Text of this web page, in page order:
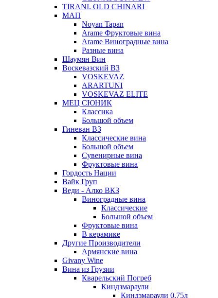
TIRANI. OLD CHINARI
МАП
Noyan Tapan
Arame Фруктовые вина
Arame Виноградные вина
Разные вина
Шаумян Вин
Воскевазский ВЗ
VOSKEVAZ
ARARTUNI
VOSKEVAZ ELITE
МЕЦ СЮНИК
Классика
Большой объем
Гиневан ВЗ
Классические вина
Большой объем
Сувенирные вина
Фруктовые вина
Гордость Нации
Вайк Груп
Веди - Алко ВКЗ
Виноградные вина
Классические
Большой объем
Фруктовые вина
В керамике
Другие Производители
Армянские вина
Givany Wine
Вина из Грузии
Кварельский Погреб
Киндзмараули
Киндзмараули 0,75л